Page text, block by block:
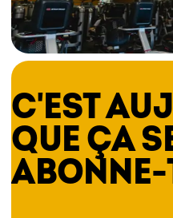
C'EST
QUE ÇA